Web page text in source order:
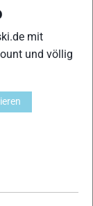
Weiter
mit
und völlig